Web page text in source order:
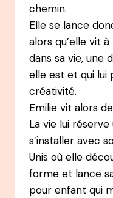
chemin.
Elle se lance
alors qu’elle vit
dans sa vie, une
elle est et qui lui
créativité.
Emilie vit alors
La vie lui
s’installer avec
Unis où elle
forme et lance
pour enfant qui